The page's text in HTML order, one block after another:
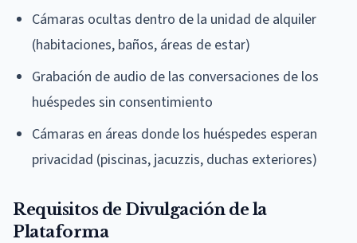
Cámaras ocultas dentro de la unidad de alquiler
(habitaciones, baños, áreas de estar)
Grabación de audio de las conversaciones de los
huéspedes sin consentimiento
Cámaras en áreas donde los huéspedes esperan
privacidad (piscinas, jacuzzis, duchas exteriores)
Requisitos de Divulgación de la
Plataforma